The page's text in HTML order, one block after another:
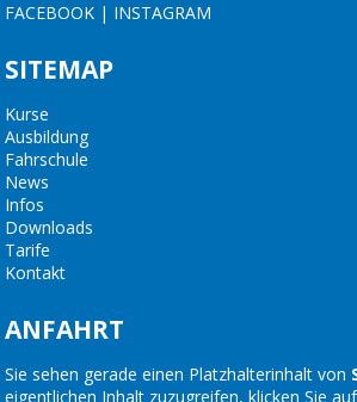
FACEBOOK | INSTAGRAM
SITEMAP
Kurse
Ausbildung
Fahrschule
News
Infos
Downloads
Tarife
Kontakt
ANFAHRT
Sie sehen gerade einen Platzhalterinhalt von
eigentlichen Inhalt zuzugreifen, klicken Sie